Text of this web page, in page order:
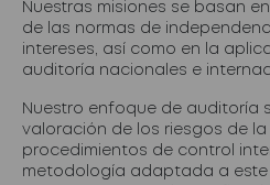
Nuestras misiones se basan
de las normas de
intereses, así como en la
auditoría nacionales e
Nuestro enfoque de auditoría
valoración de los riesgos de la
procedimientos de control
metodología adaptada a